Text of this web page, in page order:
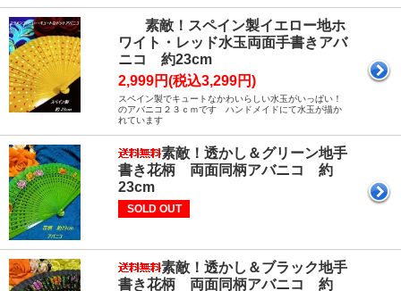
素敵！スペイン製イエロー地ホ
ワイト・レッド水玉両面手書きアバ
ニコ 約23cm
2,999円(税込3,299円)
スペイン製でキュートなかわいらしい水玉がいっぱい！
のアバニコ２３ｃｍです ハンドメイドにて水玉が描か
れています
素敵！透かし＆グリーン地手
書き花柄 両面同柄アバニコ 約
23cm
SOLD OUT
素敵！透かし＆ブラック地手
書き花柄 両面同柄アバニコ 約